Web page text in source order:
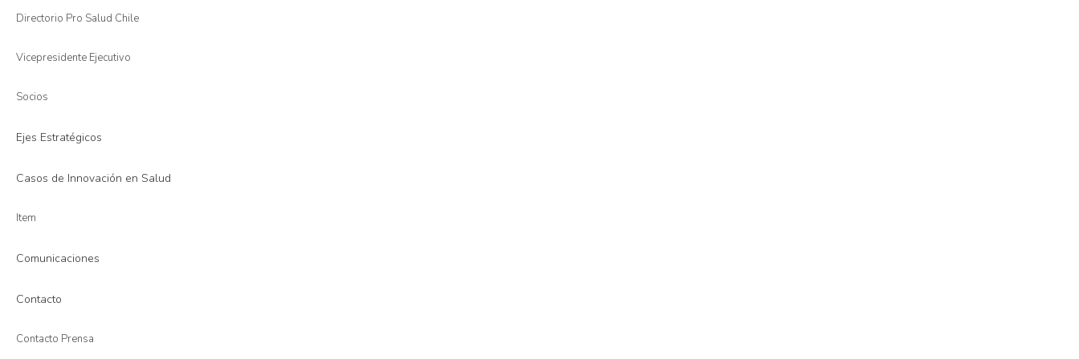
Directorio Pro Salud Chile
Vicepresidente Ejecutivo
Socios
Ejes Estratégicos
Casos de Innovación en Salud
Item
Comunicaciones
Contacto
Contacto Prensa